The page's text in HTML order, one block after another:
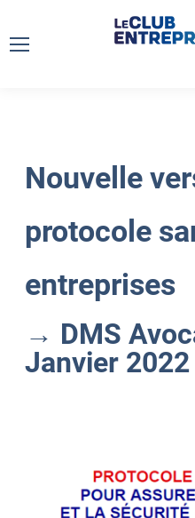
Nouvelle
protocole
entreprises
→ DMS
Janvier 2022